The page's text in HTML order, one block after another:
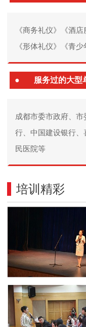
《商务礼仪》《酒
《形体礼仪》《青
● 服务过的大型
成都市委市政府、
行、中国建设银行、
民医院等
培训精彩